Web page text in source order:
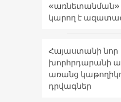
«առնետանման»
կարող է
Հայաստանի նոր
խորհրդարանի
առանց
դրվագներ